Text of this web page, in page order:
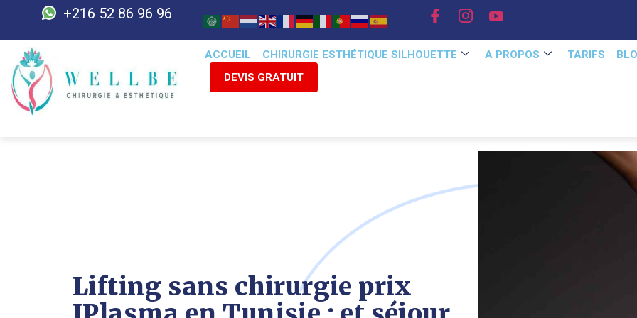
+216 52 86 96 96
ACCUEIL CHIRURGIE ESTHÉTIQUE SILHOUETTE A PROPOS TARIFS
DEVIS GRATUIT
Lifting sans chirurgie prix